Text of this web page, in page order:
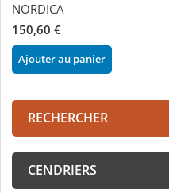
NORDICA
150,60 €
Ajouter au panier
RECHERCHER
CENDRIERS